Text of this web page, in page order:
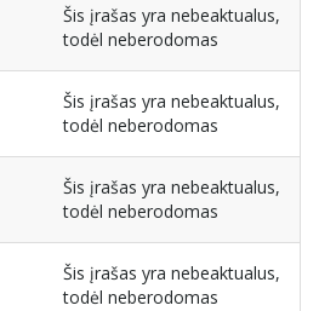
Šis įrašas yra nebeaktualus,
todėl neberodomas
Šis įrašas yra nebeaktualus,
todėl neberodomas
Šis įrašas yra nebeaktualus,
todėl neberodomas
Šis įrašas yra nebeaktualus,
todėl neberodomas